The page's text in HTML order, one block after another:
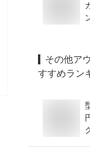
その他ア
すすめラン